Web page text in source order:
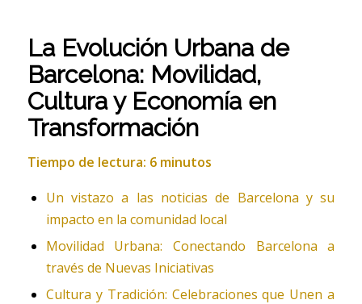
La Evolución Urbana de
Barcelona: Movilidad,
Cultura y Economía en
Transformación
Tiempo de lectura: 6 minutos
Un vistazo a las noticias de Barcelona y su
impacto en la comunidad local
Movilidad Urbana: Conectando Barcelona a
través de Nuevas Iniciativas
Cultura y Tradición: Celebraciones que Unen a